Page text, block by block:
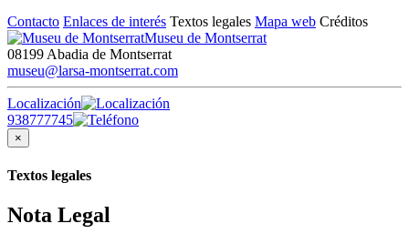
Contacto Enlaces de interés Textos legales Mapa web Créditos
Museu de Montserrat
08199 Abadia de Montserrat
museu@larsa-montserrat.com
Localización
938777745
×
Textos legales
Nota Legal